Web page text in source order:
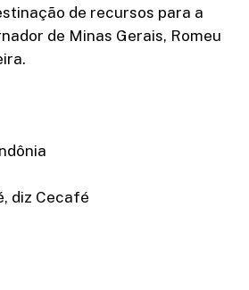
de recursos para a
de Minas Gerais, Romeu
diz Cecafé